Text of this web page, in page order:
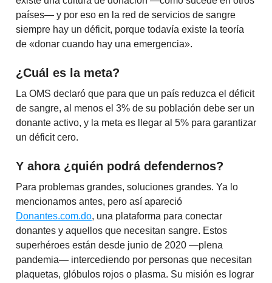
países— y por eso en la red de servicios de sangre
siempre hay un déficit, porque todavía existe la teoría
de «donar cuando hay una emergencia».
¿Cuál es la meta?
La OMS declaró que para que un país reduzca el déficit
de sangre, al menos el 3% de su población debe ser un
donante activo, y la meta es llegar al 5% para garantizar
un déficit cero.
Y ahora ¿quién podrá defendernos?
Para problemas grandes, soluciones grandes. Ya lo
mencionamos antes, pero así apareció
Donantes.com.do, una plataforma para conectar
donantes y aquellos que necesitan sangre. Estos
superhéroes están desde junio de 2020 —plena
pandemia— intercediendo por personas que necesitan
plaquetas, glóbulos rojos o plasma. Su misión es lograr